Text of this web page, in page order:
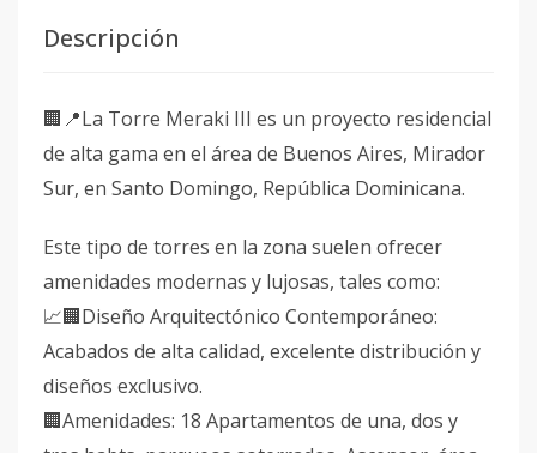
Descripción
🏢📍La Torre Meraki III es un proyecto residencial
de alta gama en el área de Buenos Aires, Mirador
Sur, en Santo Domingo, República Dominicana.
Este tipo de torres en la zona suelen ofrecer
amenidades modernas y lujosas, tales como:
📈🏢Diseño Arquitectónico Contemporáneo:
Acabados de alta calidad, excelente distribución y
diseños exclusivo.
🏢Amenidades: 18 Apartamentos de una, dos y